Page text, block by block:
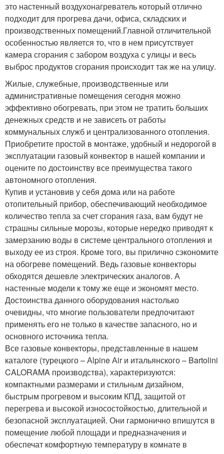
это настенный воздухонагреватель который отлично
подходит для прогрева дачи, офиса, складских и
производственных помещений.Главной отличительной
особенностью является то, что в нем присутствует
камера сгорания с забором воздуха с улицы и весь
выброс продуктов сгорания происходит так же на улицу.
Жилые, служебные, производственные или
административные помещения сегодня можно
эффективно обогревать, при этом не тратить больших
денежных средств и не зависеть от работы
коммунальных служб и централизованного отопления.
Приобретите простой в монтаже, удобный и недорогой в
эксплуатации газовый конвектор в нашей компании и
оцените по достоинству все преимущества такого
автономного отопления.
Купив и установив у себя дома или на работе
отопительный прибор, обеспечивающий необходимое
количество тепла за счет сгорания газа, вам будут не
страшны сильные морозы, которые нередко приводят к
замерзанию воды в системе центрального отопления и
выходу ее из строя. Кроме того, вы прилично сэкономите
на обогреве помещений. Ведь газовые конвекторы
обходятся дешевле электрических аналогов. А
настенные модели к тому же еще и экономят место.
Достоинства данного оборудования настолько
очевидны, что многие пользователи предпочитают
применять его не только в качестве запасного, но и
основного источника тепла.
Все газовые конвекторы, представленные в нашем
каталоге (турецкого – Аlpine Аir и итальянского – Bartolini
CALORAMA производства), характеризуются:
компактными размерами и стильным дизайном,
быстрым прогревом и высоким КПД, защитой от
перегрева и высокой износостойкостью, длительной и
безопасной эксплуатацией. Они гармонично впишутся в
помещение любой площади и предназначения и
обеспечат комфортную температуру в комнате в